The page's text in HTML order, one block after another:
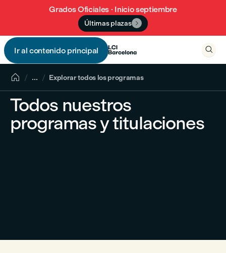
Grados Oficiales · Inicio septiembre
Últimas plazas 
Ir al contenido principal
 
 ... Explorar todos los programas
Todos nuestros
programas y titulaciones